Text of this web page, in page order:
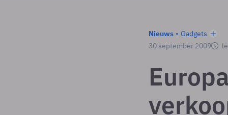
Nieuws
Gadgets
30 september 2009